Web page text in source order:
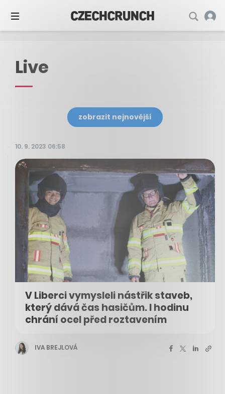
Live
zobrazit nejnovější
10. 9. 2023 06:58
V Liberci vymysleli nástřik staveb,
který dává čas hasičům. I hodinu
chrání ocel před roztavením
IVA BREJLOVÁ